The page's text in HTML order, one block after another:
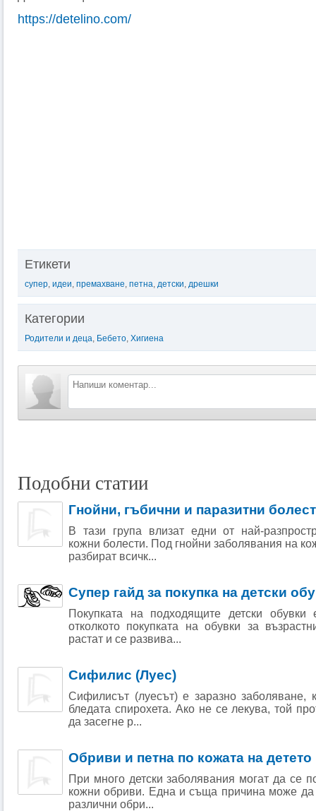
https://detelino.com/
Етикети
супер, идеи, премахване, петна, детски, дрешки
Категории
Родители и деца, Бебето, Хигиена
Подобни статии
Гнойни, гъбични и паразитни
В тази група влизат едни от най-
кожни болести. Под гнойни заболявания на
разбират всичк...
Супер гайд за покупка на детски
Покупката на подходящите детски
отколкото покупката на обувки за
растат и се развива...
Сифилис (Луес)
Сифилисът (луесът) е заразно заболяване,
бледата спирохета. Ако не се лекува, той
да засегне р...
Обриви и петна по кожата на детето
При много детски заболявания могат да се
кожни обриви. Една и съща причина може да
различни обри...